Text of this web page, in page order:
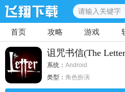
首页 攻略 游戏
诅咒书信(The
版
系统： Android
类型： 角色扮演